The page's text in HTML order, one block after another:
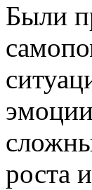
Были
роста